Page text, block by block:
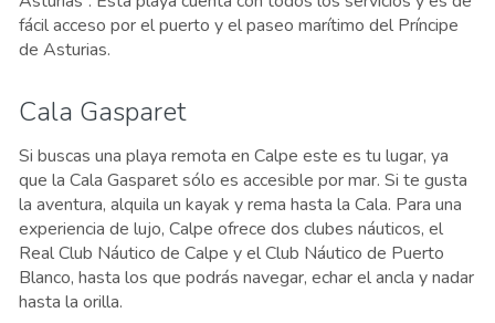
fácil acceso por el puerto y el paseo marítimo del Príncipe
de Asturias.
Cala Gasparet
Si buscas una playa remota en Calpe este es tu lugar, ya
que la Cala Gasparet sólo es accesible por mar. Si te gusta
la aventura, alquila un kayak y rema hasta la Cala. Para una
experiencia de lujo, Calpe ofrece dos clubes náuticos, el
Real Club Náutico de Calpe y el Club Náutico de Puerto
Blanco, hasta los que podrás navegar, echar el ancla y nadar
hasta la orilla.